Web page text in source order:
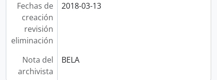
Fechas de
creación
revisión
eliminación
2018-03-13
Nota del
archivista
BELA